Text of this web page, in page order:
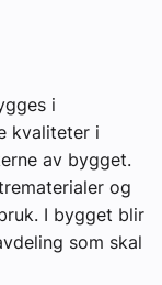
i
kvaliteter i
av bygget.
og
I bygget blir
som skal